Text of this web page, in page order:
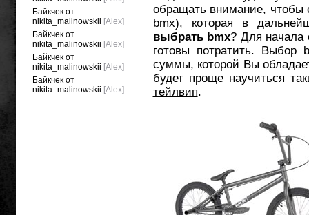
обращать внимание, чтобы
bmx), которая в
выбрать bmx? Для начала
готовы потратить. Выбор
суммы, которой Вы
будет проще научиться
тейлвип.
Байкчек от
nikita_malinowskii [Alex]
Байкчек от
nikita_malinowskii [Alex]
Байкчек от
nikita_malinowskii [Alex]
Байкчек от
nikita_malinowskii [Alex]